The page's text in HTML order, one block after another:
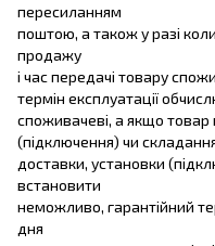
пересиланням
поштою, а також у разі
продажу
і час передачі товару
термін експлуатації
споживачеві, а якщо товар
(підключення) чи
доставки, установки
встановити
неможливо, гарантійний
дня